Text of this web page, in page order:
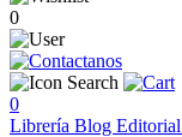
0
0
Librería Blog Editorial